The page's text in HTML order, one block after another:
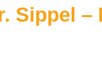
Sippel –